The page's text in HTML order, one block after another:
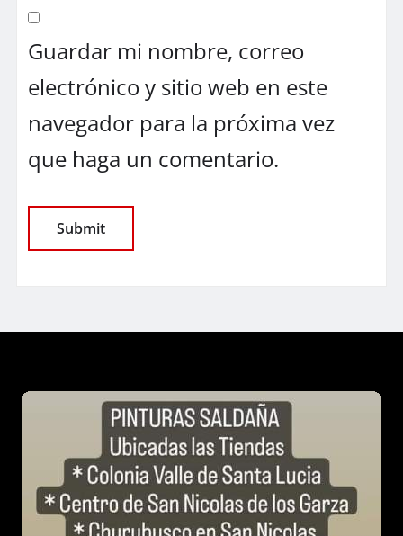
Guardar mi nombre, correo
electrónico y sitio web en este
navegador para la próxima vez
que haga un comentario.